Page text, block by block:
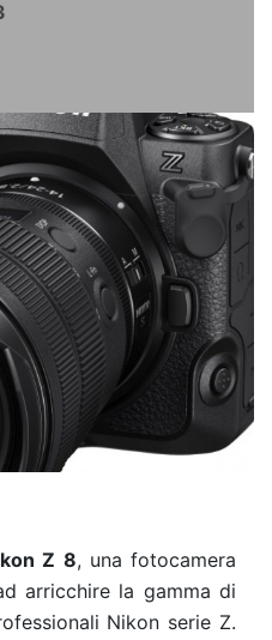
Z 8, una fotocamera
arricchire la gamma di
Nikon serie Z.